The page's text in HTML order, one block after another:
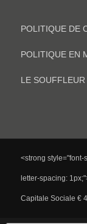
POLITIQUE DE
POLITIQUE EN
LE
<strong style="font-
letter-spacing:
Capitale Sociale €